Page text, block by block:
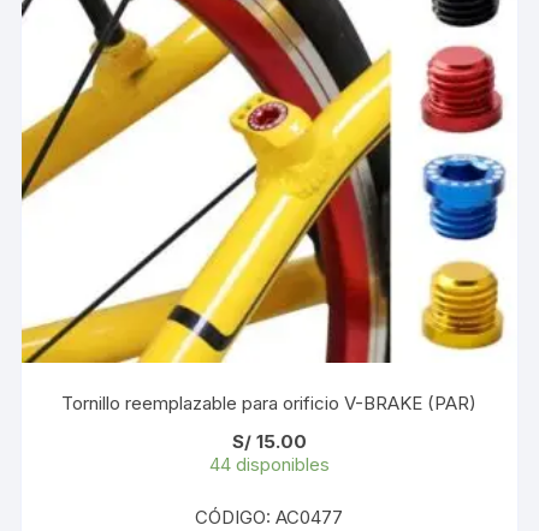
Tornillo reemplazable para orificio V-BRAKE (PAR)
S/15.00
44 disponibles
CÓDIGO: AC0477